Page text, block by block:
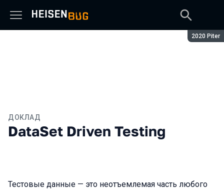
Сезон:
2020 Piter
ДОКЛАД
DataSet Driven Testing
Тестовые данные — это неотъемлемая часть любого